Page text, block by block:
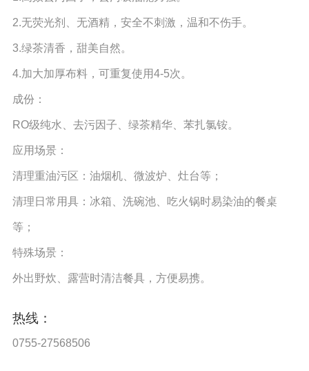
2.无荧光剂、无酒精，安全不刺激，温和不伤手。
3.绿茶清香，甜美自然。
4.加大加厚布料，可重复使用4-5次。
成份：
RO级纯水、去污因子、绿茶精华、苯扎氯铵。
应用场景：
清理重油污区：油烟机、微波炉、灶台等；
清理日常用具：冰箱、洗碗池、吃火锅时易染油的餐桌
等；
特殊场景：
外出野炊、露营时清洁餐具，方便易携。
热线：
0755-27568506